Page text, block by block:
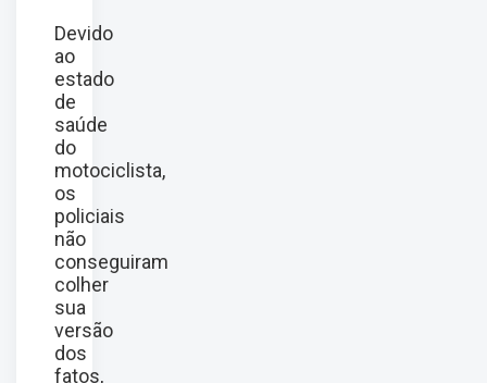
Devido
ao
estado
de
saúde
do
motociclista,
os
policiais
não
conseguiram
colher
sua
versão
dos
fatos,